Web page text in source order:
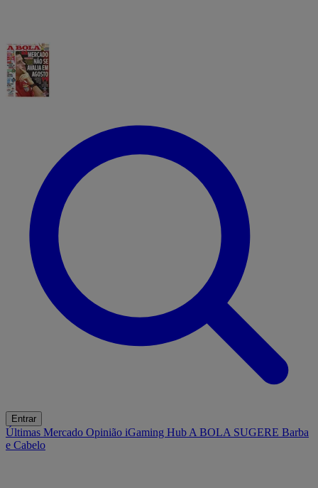
Entrar
Últimas Mercado Opinião iGaming Hub A BOLA SUGERE Barba
e Cabelo